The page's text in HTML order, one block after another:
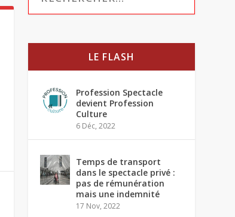
LE FLASH
Profession Spectacle
devient Profession
Culture
6 Déc, 2022
Temps de transport
dans le spectacle privé :
pas de rémunération
mais une indemnité
17 Nov, 2022